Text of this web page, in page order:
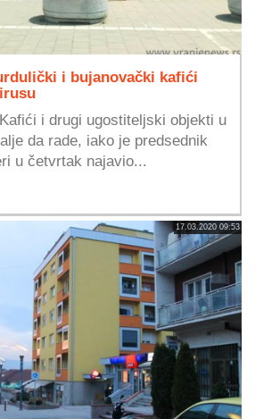
i bujanovački kafići
i drugi ugostiteljski objekti u
da rade, iako je predsednik
u četvrtak najavio...
17.03.2020 09:53